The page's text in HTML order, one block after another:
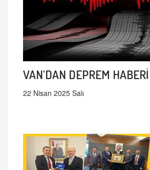
VAN'DAN DEPREM
22 Nisan 2025 Salı